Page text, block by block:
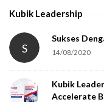
Kubik Leadership
S
Sukses
14/08/2020
Kubik
Accelerate